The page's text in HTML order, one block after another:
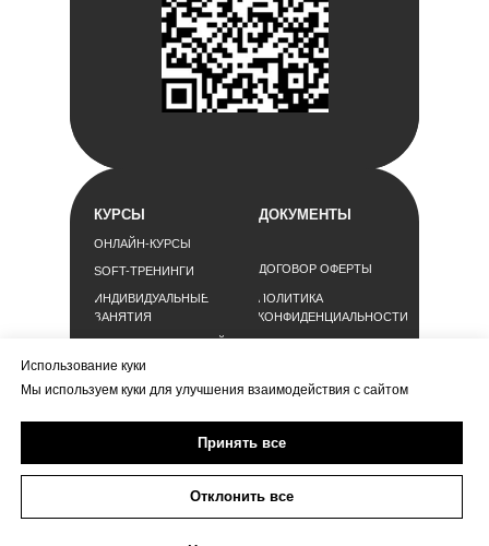
Использование куки
Мы используем куки для улучшения взаимодействия с сайтом
Принять все
Отклонить все
ИП ШУКАЛОВА ЕКАТЕРИНА ВЯЧЕСЛАВОВНА
ИНН 366300584805
ОНЛАЙН-КУРСЫ
SOFT-ТРЕНИНГИ
ИНДИВИДУАЛЬНЫЕ
ЗАНЯТИЯ
ДЛЯ РУКОВОДИТЕЛЕЙ
ДЛЯ PR-СЛУЖБ
КУРСЫ ДОКУМЕНТЫ
ДОГОВОР ОФЕРТЫ
ПОЛИТИКА
КОНФИДЕНЦИАЛЬНОСТИ
ПЕРСОНАЛЬНЫХ
ДАННЫХ